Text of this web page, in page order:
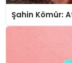
Şahin Kömür: